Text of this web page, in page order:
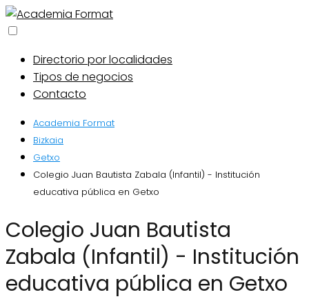
Directorio por localidades
Tipos de negocios
Contacto
Academia Format
Bizkaia
Getxo
Colegio Juan Bautista Zabala (Infantil) - Institución
educativa pública en Getxo
Colegio Juan Bautista
Zabala (Infantil) - Institución
educativa pública en Getxo